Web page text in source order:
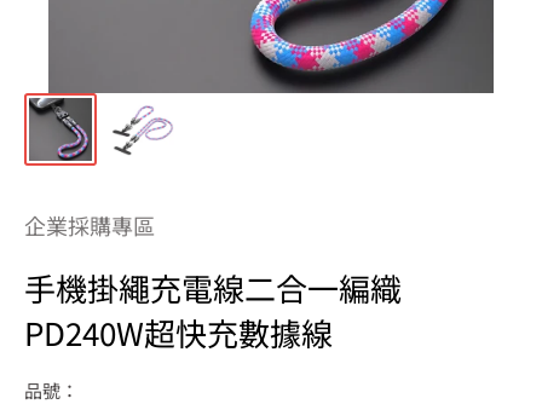
企業採購專區
手機掛繩充電線二合一編織
PD240W超快充數據線
品號：